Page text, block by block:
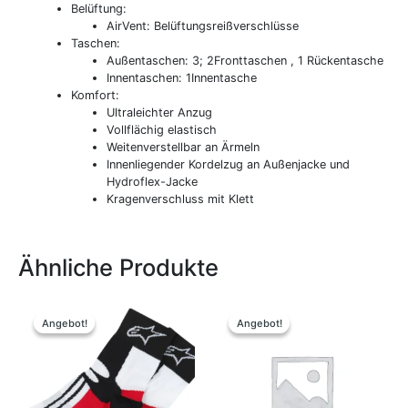
Belüftung:
AirVent: Belüftungsreißverschlüsse
Taschen:
Außentaschen: 3; 2Fronttaschen , 1 Rückentasche
Innentaschen: 1Innentasche
Komfort:
Ultraleichter Anzug
Vollflächig elastisch
Weitenverstellbar an Ärmeln
Innenliegender Kordelzug an Außenjacke und
Hydroflex-Jacke
Kragenverschluss mit Klett
Ähnliche Produkte
Angebot!
Angebot!
war:
19,95 €
15,00 €.
weist
mehrere
Varianten
Angebot!
Angebot!
war:
24,95 €